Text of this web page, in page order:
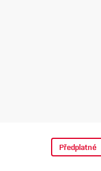
Předplatné